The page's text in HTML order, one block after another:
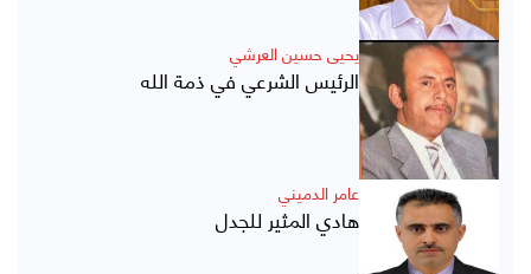
يحيى حسين العرشي
الرئيس الشرعي في ذمة الله
عامر الدميني
هادي المثير للجدل